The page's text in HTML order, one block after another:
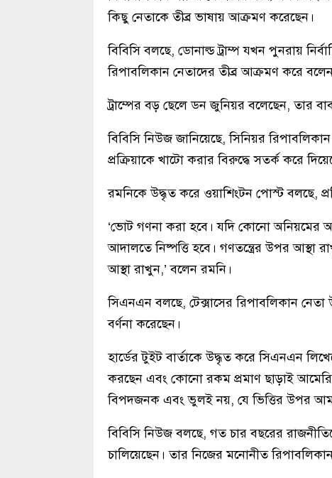
কিছু নেতাকে তীব্র ভাষায় আক্রমণ করেছেন।
বিবিসি বলছে, ডোনাল্ড ট্রাম্প যখন পুনরায়
রিপাবলিকান নেতাদের তীব্র আক্রমণ করে বলেন,
ট্রাম্পের বড় ছেলে ডন জুনিয়র বলেছেন, তার
বিবিসি নিউজ জানিয়েছে, সিনিয়র
প্রক্রিয়াকে খাটো করার বিরুদ্ধে সতর্ক করে
রমনিকে উদ্ধৃত করে ওয়াশিংটন পোস্ট বলছে,
‘ভোট গণনা করা হবে। যদি কোনো অনিয়মের
আদালতে নিষ্পত্তি হবে। গণতন্ত্রের উপর
আস্থা রাখুন,’ বলেন রমনি।
সিএনএন বলছে, টেক্সাসের রিপাবলিকান নেতা
বর্ণনা করেছেন।
হার্ডের টুইট বার্তাকে উদ্ধৃত করে সিএনএন
করছেন এবং কোনো রকম প্রমাণ ছাড়াই
বিপদজনক এবং ভুলই নয়, যে ভিত্তির উপর
বিবিসি নিউজ বলছে, গত চার বছরের
চালিয়েছেন। তার নিজের মনোনীত